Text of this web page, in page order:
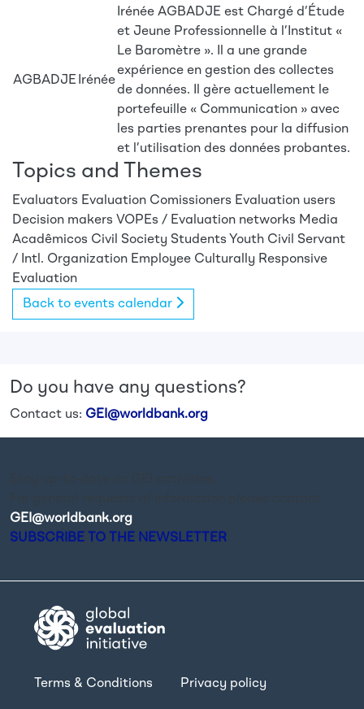
AGBADJE Irénée
Irénée AGBADJE est Chargé d’Étude
et Jeune Professionnelle à l’Institut «
Le Baromètre ». Il a une grande
expérience en gestion des collectes
de données. Il gère actuellement le
portefeuille « Communication » avec
les parties prenantes pour la diffusion
et l’utilisation des données probantes.
Topics and Themes
Evaluators Evaluation Comissioners Evaluation users
Decision makers VOPEs / Evaluation networks Media
Acadêmicos Civil Society Students Youth Civil Servant
/ Intl. Organization Employee Culturally Responsive
Evaluation
Back to events calendar
Do you have any questions?
Contact us: GEI@worldbank.org
GEI@worldbank.org
SUBSCRIBE TO THE NEWSLETTER
Terms & Conditions Privacy policy